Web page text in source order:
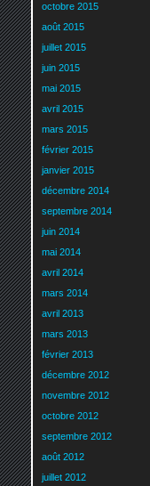
octobre 2015
août 2015
juillet 2015
juin 2015
mai 2015
avril 2015
mars 2015
février 2015
janvier 2015
décembre 2014
septembre 2014
juin 2014
mai 2014
avril 2014
mars 2014
avril 2013
mars 2013
février 2013
décembre 2012
novembre 2012
octobre 2012
septembre 2012
août 2012
juillet 2012